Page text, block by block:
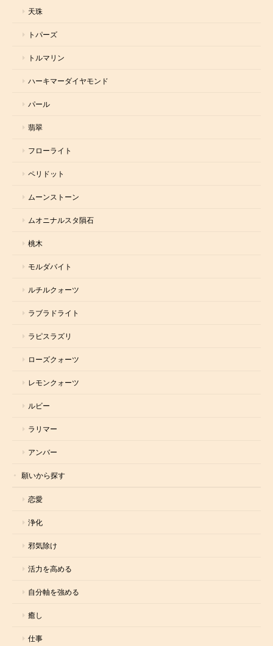
天珠
トパーズ
トルマリン
ハーキマーダイヤモンド
パール
翡翠
フローライト
ペリドット
ムーンストーン
ムオニナルスタ隕石
桃木
モルダバイト
ルチルクォーツ
ラブラドライト
ラピスラズリ
ローズクォーツ
レモンクォーツ
ルビー
ラリマー
アンバー
願いから探す
恋愛
浄化
邪気除け
活力を高める
自分軸を強める
癒し
仕事